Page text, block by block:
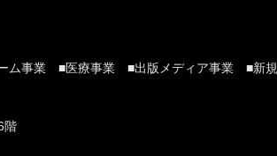
ム事業 ■医療事業 ■出版メディア事業 ■新規
階